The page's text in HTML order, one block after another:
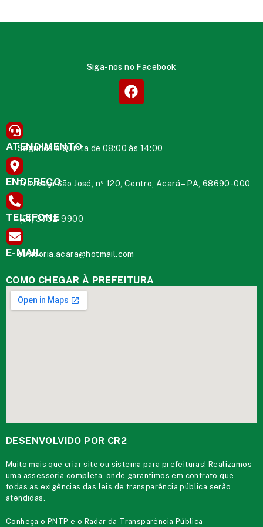
Siga-nos no Facebook
ATENDIMENTO
Segunda à Quinta de 08:00 às 14:00
ENDEREÇO
Travessa São José, nº 120, Centro, Acará – PA, 68690-000
TELEFONE
(91) 3732-9900
E-MAIL
ouvidoria.acara@hotmail.com
COMO CHEGAR À PREFEITURA
DESENVOLVIDO POR CR2
Muito mais quecriar site ou sistema para prefeituras! Realizamos
uma assessoria completa, onde garantimos em contrato que
todas as exigências das leis de transparência pública serão
atendidas.
Conheça oPNTP e o Radar da Transparência Pública